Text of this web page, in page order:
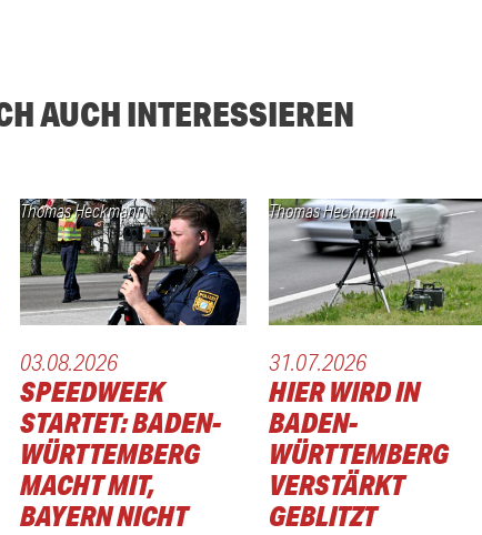
AUCH INTERESSIEREN
Thomas Heckmann
03.08.2026
SPEEDWEEK
STARTET: BADEN-
WÜRTTEMBERG
MACHT MIT,
BAYERN NICHT
Thomas Heckmann
31.07.2026
HIER WIRD IN
BADEN-
WÜRTTEMBERG
VERSTÄRKT
GEBLITZT